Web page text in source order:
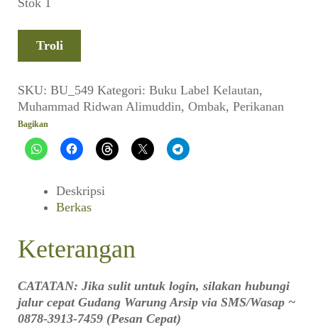
Stok 1
Muhammad
Alimuddin
~
Ekspedisi
Bumi
Mandar
Troli
SKU:BU_549 Kategori:Buku LabelKelautan,
Muhammad Ridwan Alimuddin,Ombak,Perikanan
Bagikan
Deskripsi
Berkas
Keterangan
CATATAN: Jika sulit untuk login, silakan hubungi
jalur cepat Gudang Warung Arsip via SMS/Wasap ~
0878-3913-7459 (Pesan Cepat)